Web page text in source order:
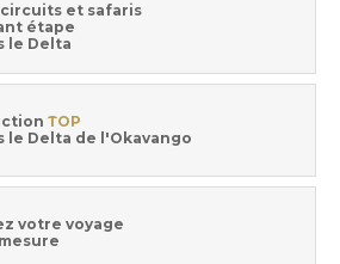
circuits et safaris
étape
le Delta
TOP
le Delta de l'Okavango
votre voyage